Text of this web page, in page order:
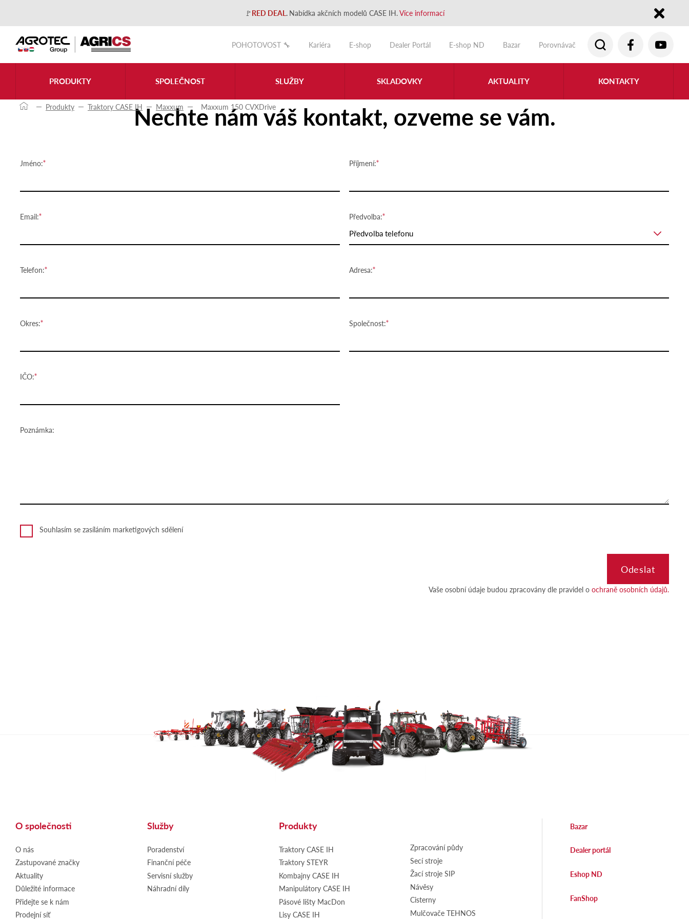
🚩RED DEAL. Nabídka akčních modelů CASE IH.Více informací
POHOTOVOST 🔧
Kariéra E-shop Dealer Portál E-shop ND Bazar Porovnávač
PRODUKTY SPOLEČNOST SLUŽBY SKLADOVKY AKTUALITY KONTAKTY
Produkty Traktory CASE IH Maxxum Maxxum 150 CVXDrive
Kontaktujte nás
Nechte nám váš kontakt, ozveme se vám.
Jméno: Příjmení:
Email: Předvolba:
Předvolba telefonu
Telefon: Adresa:
Okres: Společnost:
IČO:
Poznámka:
Souhlasím se zasíláním marketigových sdělení
Vaše osobní údaje budou zpracovány dle pravidel o ochraně osobních údajů.
O společnosti
O nás
Zastupované značky
Aktuality
Důležité informace
Přidejte se k nám
Prodejní síť
Služby
Poradenství
Finanční péče
Servisní služby
Náhradní díly
Produkty
Traktory CASE IH
Traktory STEYR
Kombajny CASE IH
Manipulátory CASE IH
Pásové lišty MacDon
Lisy CASE IH
Zpracování půdy
Secí stroje
Žací stroje SIP
Návěsy
Cisterny
Mulčovače TEHNOS
Bazar
Dealer portál
Eshop ND
FanShop